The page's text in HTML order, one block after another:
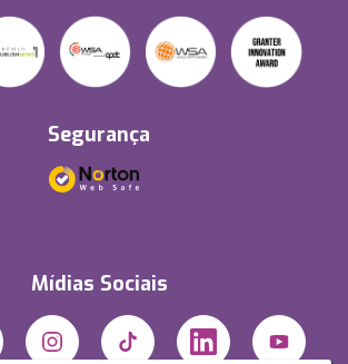
Segurança
Mídias Sociais